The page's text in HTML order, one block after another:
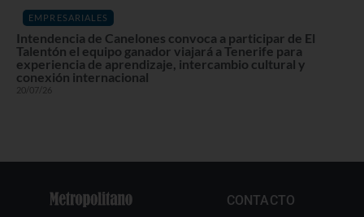
EMPRESARIALES
Intendencia de Canelones convoca a participar de El
Talentón el equipo ganador viajará a Tenerife para
experiencia de aprendizaje, intercambio cultural y
conexión internacional
20/07/26
CONTACTO